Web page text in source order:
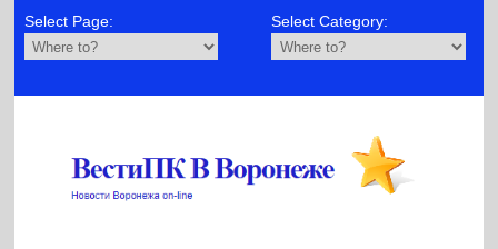
Select Page: Select Category: